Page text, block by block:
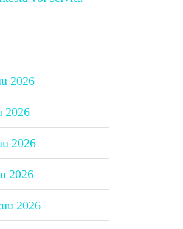
2026
2026
2026
2026
2026